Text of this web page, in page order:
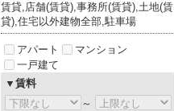
賃貸,店舗(賃貸),事務所(賃貸),土地(賃
貸),住宅以外建物全部,駐車場
アパート
マンション
一戸建て
▼賃料
～